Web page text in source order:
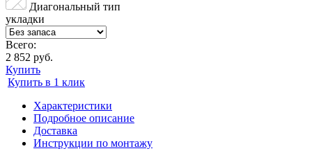
Диагональный тип
укладки
Всего:
2 852 руб.
Купить
Купить в 1 клик
Характеристики
Подробное описание
Доставка
Инструкции по монтажу